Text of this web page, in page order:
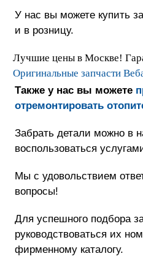
У нас вы можете купить
и в розницу.
Лучшие цены в Москве!
Оригинальные запчасти
Также у нас вы можете
отремонтировать
Забрать детали можно в
воспользоваться
Мы с удовольствием
вопросы!
Для успешного подбора
руководствоваться их
фирменному каталогу.